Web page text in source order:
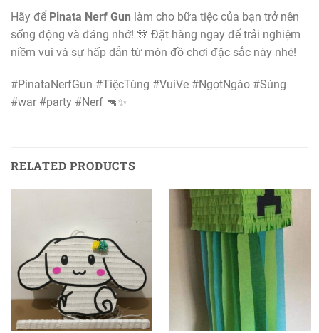
Hãy để Pinata Nerf Gun làm cho bữa tiệc của bạn trở nên
sống động và đáng nhớ! 🎊 Đặt hàng ngay để trải nghiệm
niềm vui và sự hấp dẫn từ món đồ chơi đặc sắc này nhé!
#PinataNerfGun #TiệcTùng #VuiVe #NgọtNgào #Súng
#war #party #Nerf 🔫✨
RELATED PRODUCTS